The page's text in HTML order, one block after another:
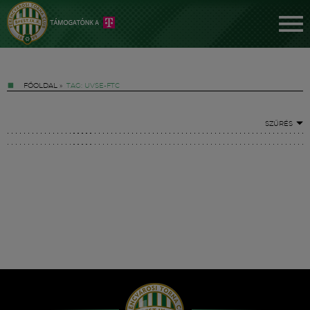
FŐOLDAL » TAG: UVSE-FTC
SZŰRÉS
Hírek